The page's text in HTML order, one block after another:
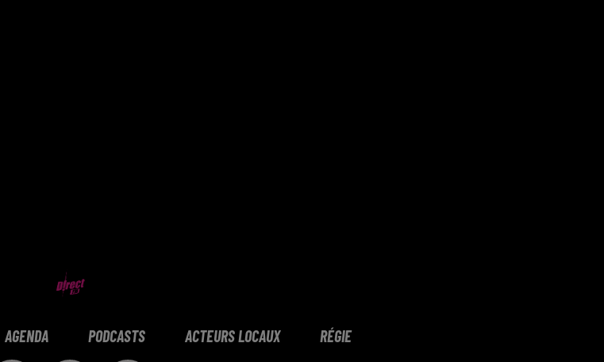
AGENDA PODCASTS ACTEURS LOCAUX RÉGIE